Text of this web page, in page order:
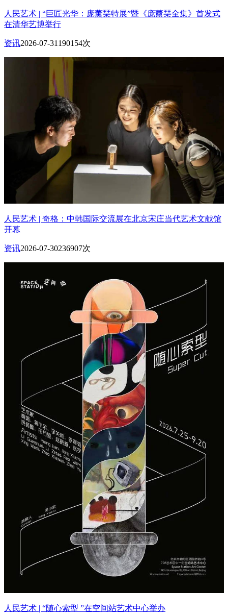
人民艺术 | “巨匠光华：庞薰琹特展”暨《庞薰琹全集》首发式
在清华艺博举行
资讯2026-07-31 190154次
人民艺术 | 奇格：中韩国际交流展在北京宋庄当代艺术文献馆
开幕
资讯2026-07-30236907次
人民艺术 | “随心索型 ”在空间站艺术中心举办